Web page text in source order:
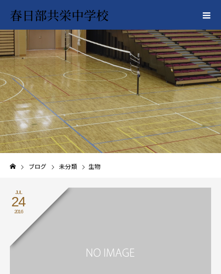
春日部共栄中学校
ブログ 未分類 生物
JUL
24
2016